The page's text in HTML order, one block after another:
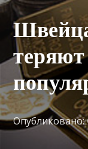
теряют
Опубликовано: